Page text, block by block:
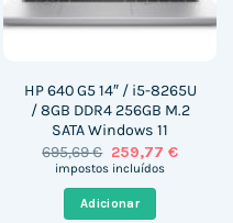
HP 640 G5 14″ / i5-8265U
/ 8GB DDR4 256GB M.2
SATA Windows 11
695,69€ O
preço
era:
695,69 €.
259,77 €O
impostos incluídos
Adicionar